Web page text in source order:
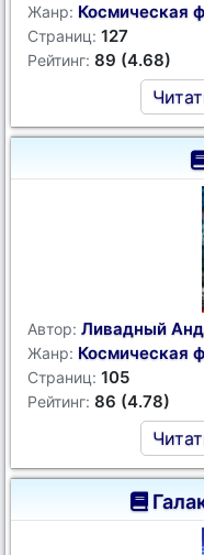
Жанр: Космическая
Страниц: 127
Рейтинг: 89 (4.68)
Автор: Ливадный
Жанр: Космическая
Страниц: 105
Рейтинг: 86 (4.78)